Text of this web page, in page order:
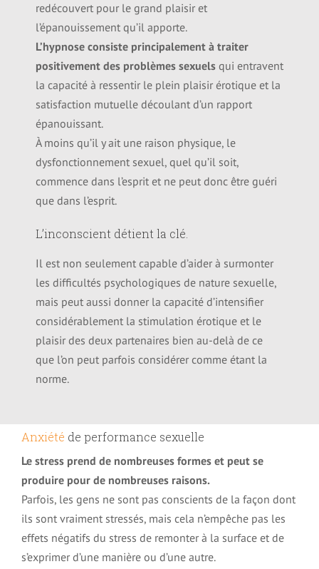
redécouvert pour le grand plaisir et
l’épanouissement qu’il apporte.
L’hypnose consiste principalement à traiter
positivement des problèmes sexuels qui entravent
la capacité à ressentir le plein plaisir érotique et la
satisfaction mutuelle découlant d’un rapport
épanouissant.
À moins qu’il y ait une raison physique, le
dysfonctionnement sexuel, quel qu’il soit,
commence dans l’esprit et ne peut donc être guéri
que dans l’esprit.
L’inconscient détient la clé.
Il est non seulement capable d’aider à surmonter
les difficultés psychologiques de nature sexuelle,
mais peut aussi donner la capacité d’intensifier
considérablement la stimulation érotique et le
plaisir des deux partenaires bien au-delà de ce
que l’on peut parfois considérer comme étant la
norme.
Anxiété de performance sexuelle
Le stress prend de nombreuses formes et peut se
produire pour de nombreuses raisons.
Parfois, les gens ne sont pas conscients de la façon dont
ils sont vraiment stressés, mais cela n’empêche pas les
effets négatifs du stress de remonter à la surface et de
s’exprimer d’une manière ou d’une autre.